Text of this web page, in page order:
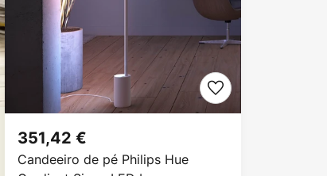
Candeeiro de pé Philips Hue
351,42 €